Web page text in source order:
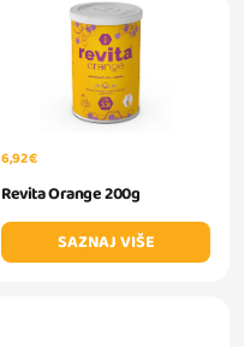
6,92 €
Revita Orange 200g
SAZNAJ VIŠE